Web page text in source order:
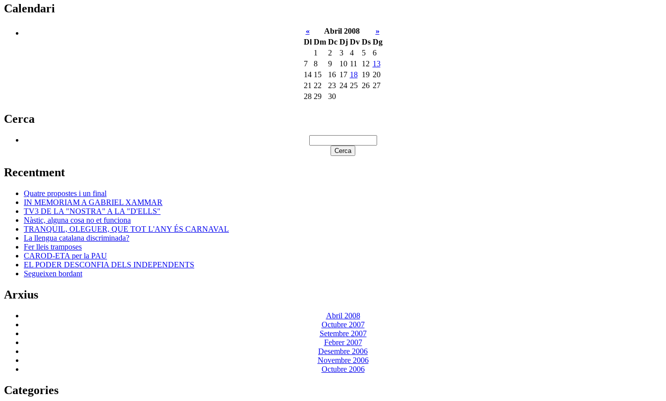
Calendari
« Abril 2008
»
Dl Dm Dc Dj Dv Ds Dg
1
2 3 4 5
6
7
8 9 10 11 12 13
14 15 16 17 18 19 20
21 22 23 24 25 26 27
28 29 30
Cerca
Recentment
Quatre propostes i un final
IN MEMORIAM A GABRIEL XAMMAR
TV3 DE LA "NOSTRA" A LA "D'ELLS"
Nàstic, alguna cosa no et funciona
TRANQUIL, OLEGUER, QUE TOT L'ANY ÉS CARNAVAL
La llengua catalana discriminada?
Fer lleis tramposes
CAROD-ETA per la PAU
EL PODER DESCONFIA DELS INDEPENDENTS
Segueixen bordant
Arxius
Abril 2008
Octubre 2007
Setembre 2007
Febrer 2007
Desembre 2006
Novembre 2006
Octubre 2006
Categories